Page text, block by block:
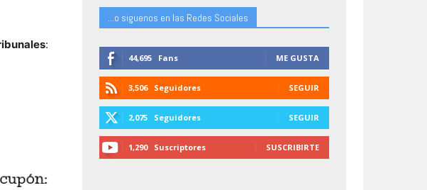
:
...o siguenos en las Redes Sociales
44,695 Fans ME GUSTA
3,506 Seguidores SEGUIR
2,075 Seguidores SEGUIR
1,290 Suscriptores SUSCRIBIRTE